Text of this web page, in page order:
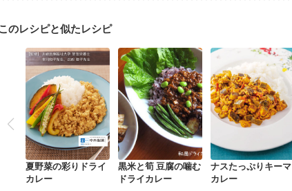
のレシピと似たレシピ
夏野菜の彩りドライ
カレー
黒米と筍 豆腐の噛む
ドライカレー
ナスたっぷりキーマ
カレー